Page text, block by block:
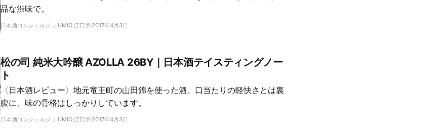
品な渋味で。
日本酒コンシェルジュ UMIO 江口崇 2017年4月3日
松の司 純米大吟醸 AZOLLA 26BY｜日本酒テイスティングノー
ト
〈日本酒レビュー〉地元竜王町の山田錦を使った酒。口当たりの軽快さとは裏
腹に、味の骨格はしっかりしています。
日本酒コンシェルジュ UMIO 江口崇 2017年4月3日